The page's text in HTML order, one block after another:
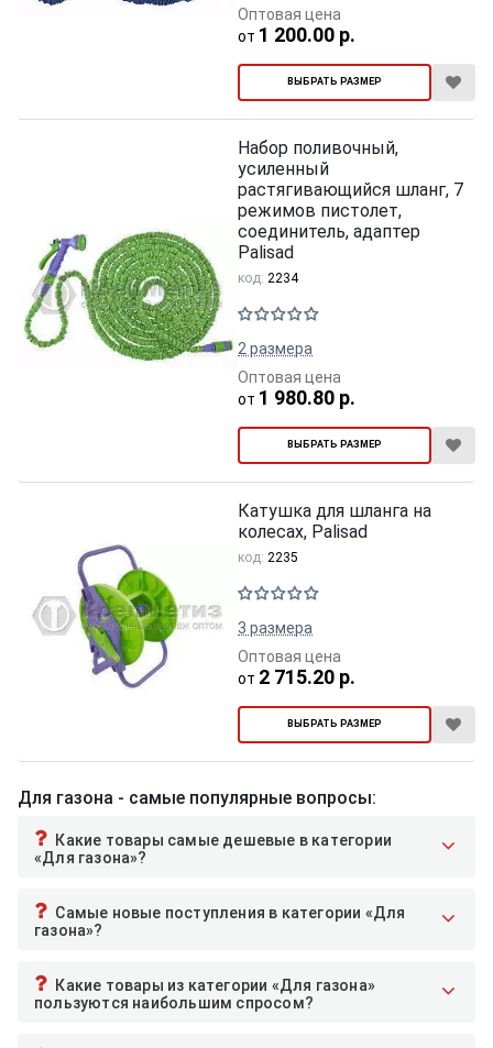
ВЫБРАТЬ РАЗМЕР
от 1 200.00 р.
Оптовая цена
Набор поливочный,
усиленный
растягивающийся шланг, 7
режимов пистолет,
соединитель, адаптер
Palisad
код: 2234
2 размера
ВЫБРАТЬ РАЗМЕР
от 1 980.80 р.
Оптовая цена
Катушка для шланга на
колесах, Palisad
код: 2235
3 размера
ВЫБРАТЬ РАЗМЕР
от 2 715.20 р.
Оптовая цена
Для газона - самые популярные вопросы:
Какие товары самые дешевые в категории
«Для газона»?
Самые новые поступления в категории «Для
газона»?
Какие товары из категории «Для газона»
пользуются наибольшим спросом?